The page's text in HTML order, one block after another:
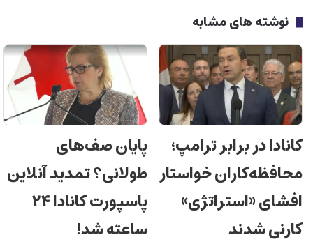
نوشته های مشابه
کانادا در برابر ترامپ؛
محافظه‌کاران خواستار
افشای «استراتژی»
کارنی شدند
پایان صف‌های
طولانی؟ تمدید آنلاین
پاسپورت کانادا ۲۴
ساعته شد!